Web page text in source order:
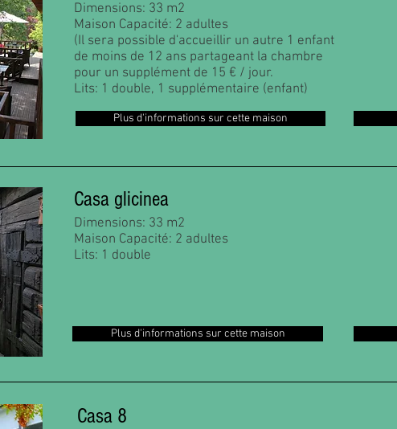
Dimensions: 33 m2
Maison Capacité: 2 adultes
(Il sera possible d'accueillir un autre 1 enfant
de moins de 12 ans partageant la chambre
pour un supplément de 15 € / jour.
Lits: 1 double, 1 supplémentaire (enfant)
Plus d'informations sur cette maison
Casa glicinea
Dimensions: 33 m2
Maison Capacité: 2 adultes
Lits: 1 double
Plus d'informations sur cette maison
Casa 8